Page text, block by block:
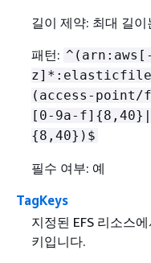
길이 제약: 최대 길
패턴:
(access-
[0-9a-f] {
{8,40})$
필수 여부: 예
TagKeys
지정된 EFS 리소스
키입니다.